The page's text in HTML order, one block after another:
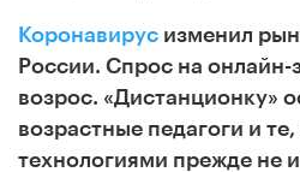
Коронавирус изменил
России. Спрос на онлайн-
возрос. «Дистанционку»
возрастные педагоги и
технологиями прежде не